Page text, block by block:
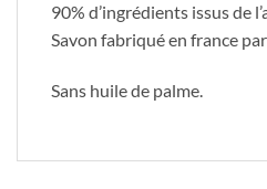
90% d’ingrédients issus de
Savon fabriqué en france
Sans huile de palme.